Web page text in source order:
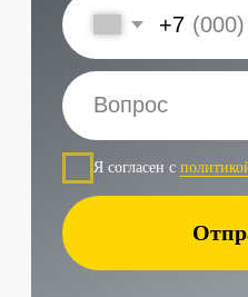
Наши контакты
Услуги в нашем сервисе
START